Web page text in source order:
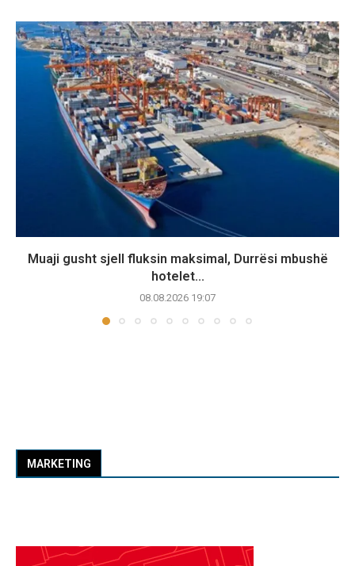
Muaji gusht sjell fluksin maksimal, Durrësi mbushë
hotelet...
08.08.2026 19:07
MARKETING